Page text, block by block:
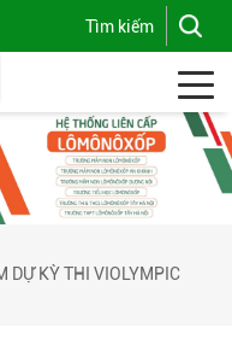
DỰ KỲ THI VIOLYMPIC